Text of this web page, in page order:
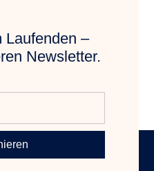
Laufenden –
Newsletter.